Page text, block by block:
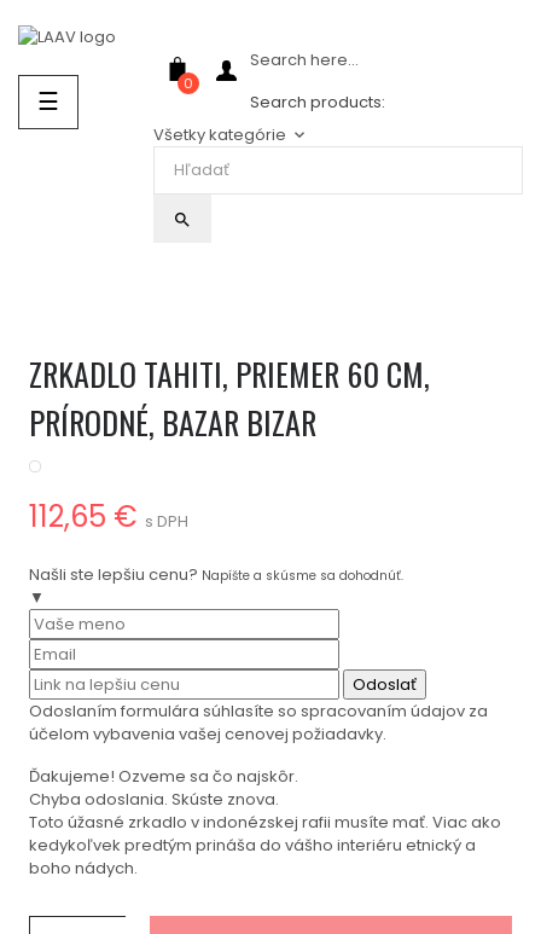
Prepnúť
navigáciu
☰
0
Search here...
Search products:
Všetky kategórie keyboard_arrow_down
search
ZRKADLO TAHITI, PRIEMER 60 CM,
PRÍRODNÉ, BAZAR BIZAR
112,65 € s DPH
Našli ste lepšiu cenu? Napíšte a skúsme sa dohodnúť.
▼
Odoslať
Odoslaním formulára súhlasíte so spracovaním údajov za
účelom vybavenia vašej cenovej požiadavky.
Ďakujeme! Ozveme sa čo najskôr.
Chyba odoslania. Skúste znova.
Toto úžasné zrkadlo v indonézskej rafii musíte mať. Viac ako
kedykoľvek predtým prináša do vášho interiéru etnický a
boho nádych.